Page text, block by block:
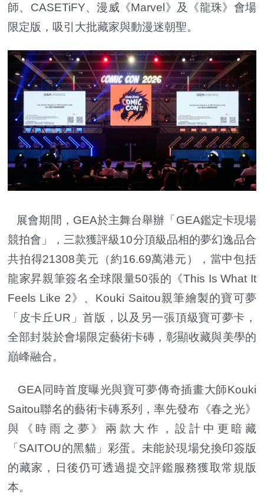
師、CASETiFY、漫威《Marvel》及《龍珠》會場
限定版，吸引大批藏家與動漫迷朝聖。
展會期間，GEA於主舞台舉辦「GEA鑑定卡現場
競拍會」，三款獲評級10分頂級品相的夢幻逸品合
共拍得21308美元（約16.69萬港元），當中包括
龍家昇親筆簽名全球限量50張的《This Is What It
Feels Like 2》、Kouki Saitou親筆繪製的寶可夢
「皮卡丘UR」首版，以及另一張頂級寶可夢卡，
全部封裝於會場限定藝術卡磚，彰顯收藏與美學的
巔峰融合。
GEA同時首度曝光與寶可夢傳奇插畫大師Kouki
Saitou聯名的藝術卡磚系列，率先發布《春之光》
與《時雨之夢》兩款大作，設計中更暗藏
「SAITOU的黑貓」彩蛋。未能於現場兌換印簽版
的藏家，日後仍可透過提交評鑑服務獲取常規版
本。